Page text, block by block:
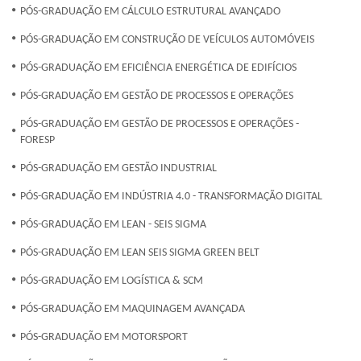
PÓS-GRADUAÇÃO EM CÁLCULO ESTRUTURAL AVANÇADO
PÓS-GRADUAÇÃO EM CONSTRUÇÃO DE VEÍCULOS AUTOMÓVEIS
PÓS-GRADUAÇÃO EM EFICIÊNCIA ENERGÉTICA DE EDIFÍCIOS
PÓS-GRADUAÇÃO EM GESTÃO DE PROCESSOS E OPERAÇÕES
PÓS-GRADUAÇÃO EM GESTÃO DE PROCESSOS E OPERAÇÕES -
FORESP
PÓS-GRADUAÇÃO EM GESTÃO INDUSTRIAL
PÓS-GRADUAÇÃO EM INDÚSTRIA 4.0 - TRANSFORMAÇÃO DIGITAL
PÓS-GRADUAÇÃO EM LEAN - SEIS SIGMA
PÓS-GRADUAÇÃO EM LEAN SEIS SIGMA GREEN BELT
PÓS-GRADUAÇÃO EM LOGÍSTICA & SCM
PÓS-GRADUAÇÃO EM MAQUINAGEM AVANÇADA
PÓS-GRADUAÇÃO EM MOTORSPORT